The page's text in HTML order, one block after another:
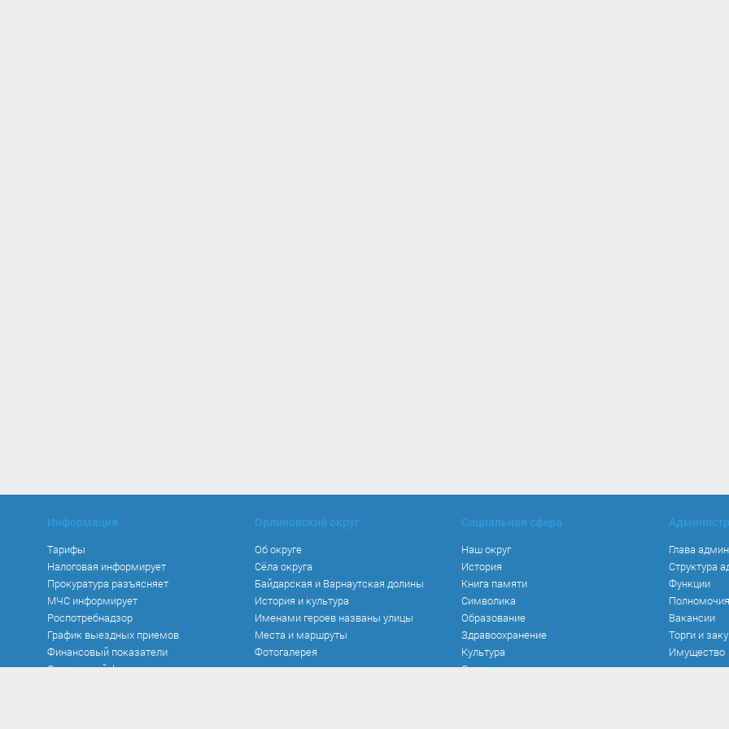
Информация
Тарифы
Налоговая информирует
Прокуратура разъясняет
МЧС информирует
Роспотребнадзор
График выездных приемов
Финансовый показатели
Социальный фонд
Орлиновский округ
Об округе
Сёла округа
Байдарская и Варнаутская долины
История и культура
Именами героев названы улицы
Места и маршруты
Фотогалерея
Социальная сфера
Наш округ
История
Книга памяти
Символика
Образование
Здравоохранение
Культура
Спорт
Глава
Структура
Функции
Полномочия
Вакансии
Торги и
Имущество